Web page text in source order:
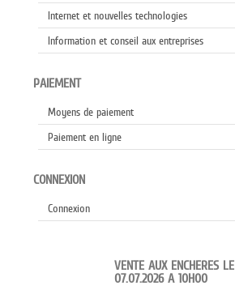
Internet et nouvelles technologies
Information et conseil aux entreprises
PAIEMENT
Moyens de paiement
Paiement en ligne
CONNEXION
Connexion
VENTE AUX ENCHERES LE
07.07.2026 A 10H00